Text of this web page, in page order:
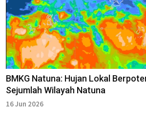
BMKG Natuna: Hujan Lokal
Sejumlah Wilayah Natuna
16 Jun 2026